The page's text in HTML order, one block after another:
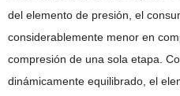
del elemento de presión, el
considerablemente menor en
compresión de una sola etapa.
dinámicamente equilibrado, el